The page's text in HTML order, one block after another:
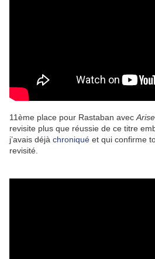
11ème place pour Rastaban avec Arise
revisite plus que réussie de ce titre
j’avais déjà chroniqué et qui confirme
revisité.